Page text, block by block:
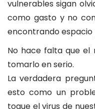
vulnerables sigan
como gasto y no
encontrando
No hace falta que el
tomarlo en serio.
La verdadera
esto como un
toque el virus de